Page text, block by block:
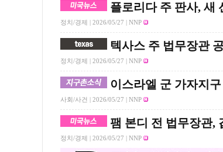
플로리다 주 판사, 새
정치/경제 | 2026/05/27 | NNP
텍사스 주 법무장관
정치/경제 | 2026/05/27 | NNP
이스라엘 군 가자지
사회/사건 | 2026/05/27 | NNP
팸 본디 전 법무장관,
정치/경제 | 2026/05/27 | NNP